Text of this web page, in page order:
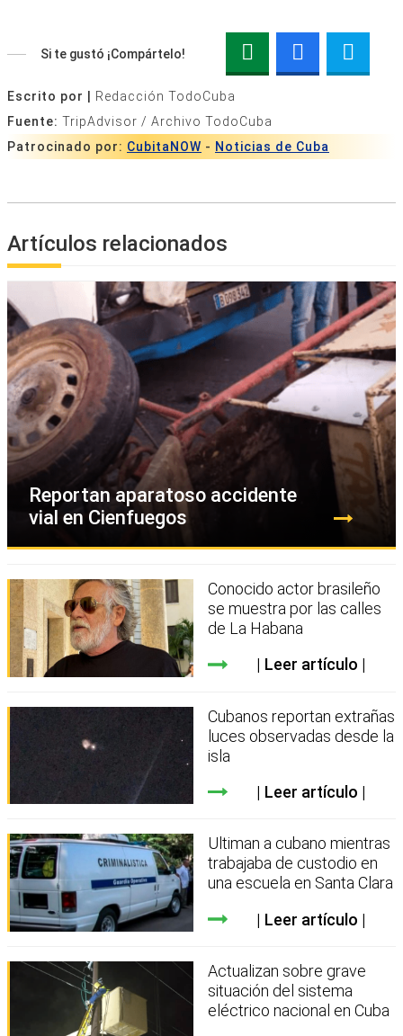
Si te gustó ¡Compártelo!
Escrito por |
Redacción TodoCuba
Fuente: TripAdvisor / Archivo TodoCuba
Patrocinado por: CubitaNOW - Noticias de Cuba
Artículos relacionados
Reportan aparatoso accidente
vial en Cienfuegos
Conocido actor brasileño
se muestra por las calles
de La Habana
Leer artículo
Cubanos reportan extrañas
luces observadas desde la
isla
Leer artículo
Ultiman a cubano mientras
trabajaba de custodio en
una escuela en Santa Clara
Leer artículo
Actualizan sobre grave
situación del sistema
eléctrico nacional en Cuba